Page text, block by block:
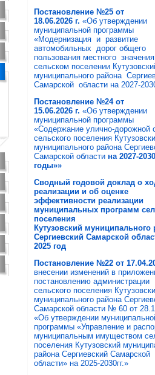
Постановление №25 от
18.06.2026 г. «Об утверждении
муниципальной программы
«Модернизация и развитие
автомобильных дорог общего
пользования местного
сельском поселении
муниципального района
Самарской области на 2027-
Постановление №24от
15.06.2026 г. «Об утверждении
муниципальной программы
«Содержание улично-дорожной
сельского поселения
муниципального района
Самарской области на 2027-2030
годы»»
Сводный годовой доклад о
реализации и об оценке
эффективности реализации
муниципальных программ
поселения
Кутузовский муниципального
Сергиевский Самарской
2025 год
Постановление №22 от 17.04
внесении изменений в
постановлению администрации
сельского поселения
муниципального района
Самарской области № 60 от
«Об утверждении
программы «Управление и
муниципальным имуществом
поселения Кутузовский
района Сергиевский Самарской
области» на 2025-2030гг.»